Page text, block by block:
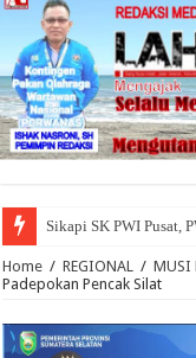
Sikapi SK PWI Pusat,
Home / REGIONAL / MUSI
Padepokan Pencak Silat